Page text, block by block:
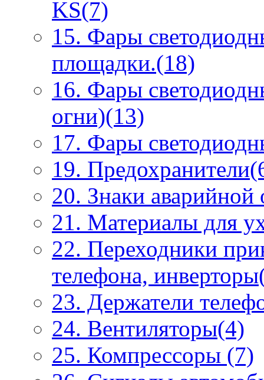
KS(7)
15. Фары
площадки.(18)
16. Фары
огни)(13)
17. Фары
19.
20. Знаки
21. Материалы для
22. Переходники
телефона,
23. Держатели
24. Вентиляторы(4)
25. Компрессоры (7)